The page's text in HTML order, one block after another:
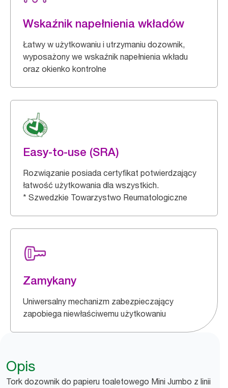
Wskaźnik napełnienia wkładów
Łatwy w użytkowaniu i utrzymaniu dozownik,
wyposażony we wskaźnik napełnienia wkładu
oraz okienko kontrolne
Easy-to-use (SRA)
Rozwiązanie posiada certyfikat potwierdzający
łatwość użytkowania dla wszystkich.
* Szwedzkie Towarzystwo Reumatologiczne
Zamykany
Uniwersalny mechanizm zabezpieczający
zapobiega niewłaściwemu użytkowaniu
Opis
Tork dozownik do papieru toaletowego Mini Jumbo z linii